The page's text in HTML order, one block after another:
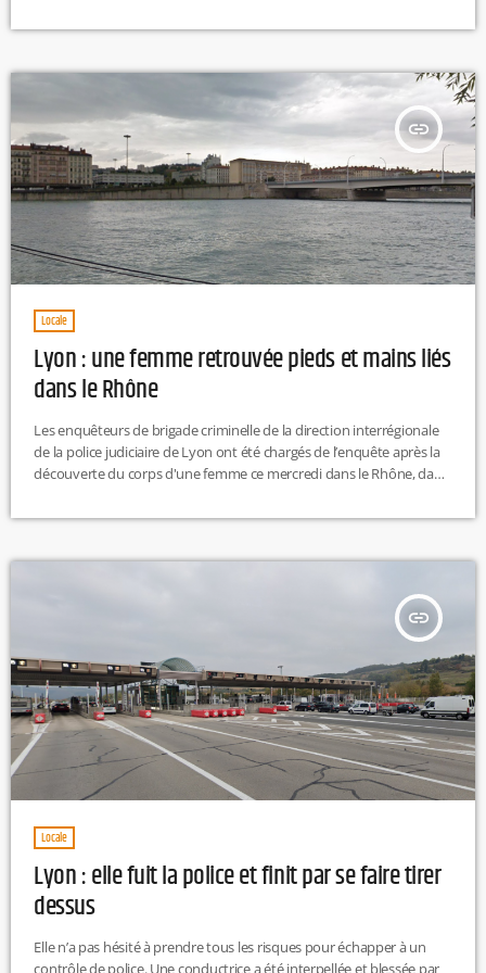
classement. Pour rappel, l'ASVEL Féminin s'est facilement imposée
rencontre sera donnée à 20h30.
insert_link
Locale
Lyon : une femme retrouvée pieds et mains liés
dans le Rhône
Les enquêteurs de brigade criminelle de la direction interrégionale
de la police judiciaire de Lyon ont été chargés de l’enquête après la
découverte du corps d'une femme ce mercredi dans le Rhône, dans
jeudi mais les premiers éléments font penser à une mort violente.
l'identité de cette […]
insert_link
Locale
Lyon : elle fuit la police et finit par se faire tirer
dessus
Elle n’a pas hésité à prendre tous les risques pour échapper à un
contrôle de police. Une conductrice a été interpellée et blessée par